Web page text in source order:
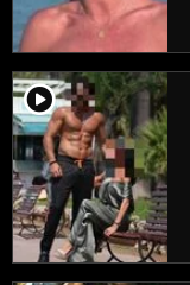
player2